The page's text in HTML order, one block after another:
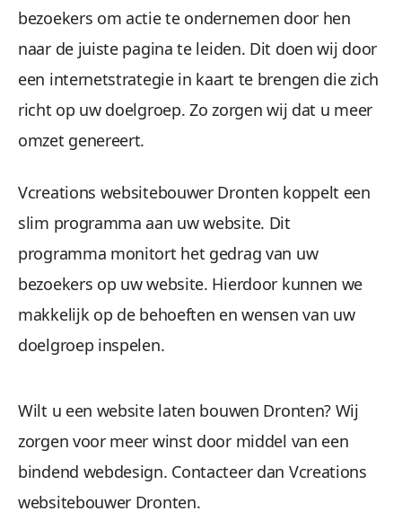
bezoekers om actie te ondernemen door hen
naar de juiste pagina te leiden. Dit doen wij door
een internetstrategie in kaart te brengen die zich
richt op uw doelgroep. Zo zorgen wij dat u meer
omzet genereert.
Vcreations websitebouwer Dronten koppelt een
slim programma aan uw website. Dit
programma monitort het gedrag van uw
bezoekers op uw website. Hierdoor kunnen we
makkelijk op de behoeften en wensen van uw
doelgroep inspelen.
Wilt u een website laten bouwen Dronten? Wij
zorgen voor meer winst door middel van een
bindend webdesign. Contacteer dan Vcreations
websitebouwer Dronten.